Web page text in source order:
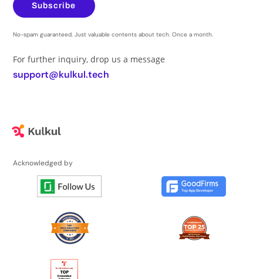
Subscribe
No-spam guaranteed. Just valuable contents about tech. Once a month.
For further inquiry, drop us a message
support@kulkul.tech
Acknowledged by